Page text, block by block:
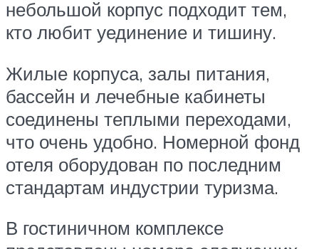
небольшой корпус подходит тем,
кто любит уединение и тишину.
Жилые корпуса, залы питания,
бассейн и лечебные кабинеты
соединены теплыми переходами,
что очень удобно. Номерной фонд
отеля оборудован по последним
стандартам индустрии туризма.
В гостиничном комплексе